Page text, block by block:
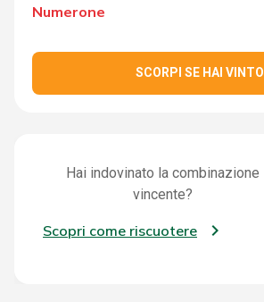
Numerone
SCORPI SE HAI VINTO
Hai indovinato la combinazione
vincente?
Scopri come riscuotere